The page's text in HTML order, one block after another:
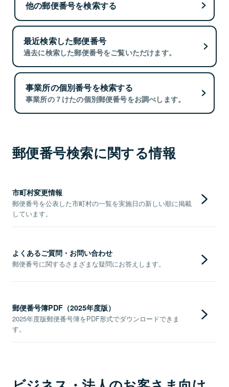
他の郵便番号を検索する
最近検索した郵便番号
過去に検索した郵便番号をご覧いただけます。
事業所の個別番号を検索する
事業所の７けたの個別郵便番号をお調べします。
郵便番号検索に関する情報
市町村変更情報
郵便番号を公表した市町村の一覧を実施日の新しい順に掲載
しています。
よくあるご質問・お問い合わせ
郵便番号に関するさまざまな疑問にお答えします。
郵便番号簿PDF（2025年度版）
2025年度版郵便番号簿をPDF形式でダウンロードできま
す。